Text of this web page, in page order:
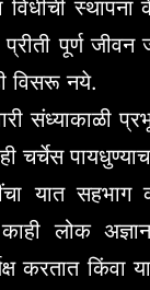
स्थापना
पूर्ण जीवन
विसरू नये.
संध्याकाळी
चर्चेस
यात सहभाग
लोक
करतात किंवा